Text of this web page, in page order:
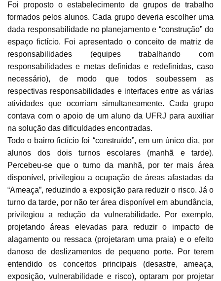
Foi proposto o estabelecimento de grupos de trabalho
formados pelos alunos. Cada grupo deveria escolher uma
dada responsabilidade no planejamento e “construção” do
espaço fictício. Foi apresentado o conceito de matriz de
responsabilidades (equipes trabalhando com
responsabilidades e metas definidas e redefinidas, caso
necessário), de modo que todos soubessem as
respectivas responsabilidades e interfaces entre as várias
atividades que ocorriam simultaneamente. Cada grupo
contava com o apoio de um aluno da UFRJ para auxiliar
na solução das dificuldades encontradas.
Todo o bairro fictício foi “construído”, em um único dia, por
alunos dos dois turnos escolares (manhã e tarde).
Percebeu-se que o turno da manhã, por ter mais área
disponível, privilegiou a ocupação de áreas afastadas da
“Ameaça”, reduzindo a exposição para reduzir o risco. Já o
turno da tarde, por não ter área disponível em abundância,
privilegiou a redução da vulnerabilidade. Por exemplo,
projetando áreas elevadas para reduzir o impacto de
alagamento ou ressaca (projetaram uma praia) e o efeito
danoso de deslizamentos de pequeno porte. Por terem
entendido os conceitos principais (desastre, ameaça,
exposição, vulnerabilidade e risco), optaram por projetar